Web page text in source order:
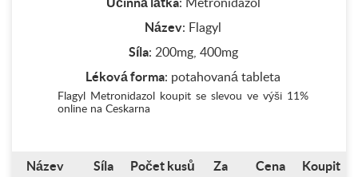
Název: Flagyl
Síla: 200mg, 400mg
Léková forma: potahovaná tableta
Flagyl Metronidazol koupit se slevou ve výši 11%
online na Ceskarna
Název
Síla Počet kusů
Za
Cena Koupit